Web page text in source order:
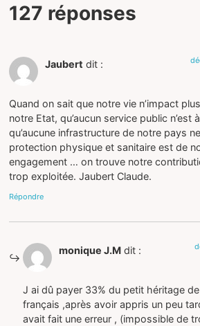
127 réponses
Jaubert dit :
Quand on sait que notre vie n’impact
notre Etat, qu’aucun service public n’est
qu’aucune infrastructure de notre pays
protection physique et sanitaire est de
engagement … on trouve notre
trop exploitée. Jaubert Claude.
Répondre
monique J.M dit :
J ai dû payer 33% du petit héritage
français ,après avoir appris un peu
avait fait une erreur , (impossible de